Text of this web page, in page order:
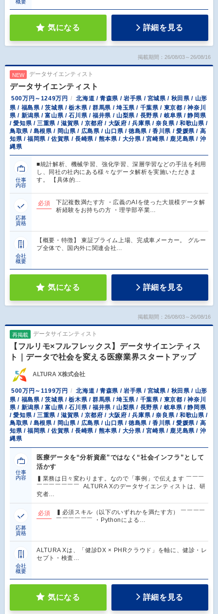
概要
気になる 詳細を見る
掲載期間：26/08/03～26/08/16
NEW データサイエンティスト
データサイエンティスト
500万円～1249万円
北海道 / 青森県 / 岩手県 / 宮城県 / 秋田県 / 山形
県 / 福島県 / 茨城県 / 栃木県 / 群馬県 / 埼玉県 / 千葉県 / 東京都 / 神奈川
県 / 新潟県 / 富山県 / 石川県 / 福井県 / 山梨県 / 長野県 / 岐阜県 / 静岡県
/ 愛知県 / 三重県 / 滋賀県 / 京都府 / 大阪府 / 兵庫県 / 奈良県 / 和歌山県 /
鳥取県 / 島根県 / 岡山県 / 広島県 / 山口県 / 徳島県 / 香川県 / 愛媛県 / 高
知県 / 福岡県 / 佐賀県 / 長崎県 / 熊本県 / 大分県 / 宮崎県 / 鹿児島県 / 沖
縄県
仕事
内容
■統計解析、機械学習、強化学習、深層学習などの手法を利用
し、同社の社内にある様々なデータ解析を実施いただきま
す。 【具体的…
応募
資格
必須
下記複数満たす方 ・広義のAIを使った大規模データ解
析経験をお持ちの方 ・理学部卒業…
会社
概要
【概要・特徴】 東証プライム上場、完成車メーカー。 グルー
プ全体で、国内外に関連会社…
気になる 詳細を見る
掲載期間：26/08/03～26/08/16
再掲載 データサイエンティスト
【フルリモ×フルフレックス】データサイエンティス
ト｜データで社会を変える医療業界スタートアップ
ALTURA X株式会社
500万円～1199万円
北海道 / 青森県 / 岩手県 / 宮城県 / 秋田県 / 山形
県 / 福島県 / 茨城県 / 栃木県 / 群馬県 / 埼玉県 / 千葉県 / 東京都 / 神奈川
県 / 新潟県 / 富山県 / 石川県 / 福井県 / 山梨県 / 長野県 / 岐阜県 / 静岡県
/ 愛知県 / 三重県 / 滋賀県 / 京都府 / 大阪府 / 兵庫県 / 奈良県 / 和歌山県 /
鳥取県 / 島根県 / 岡山県 / 広島県 / 山口県 / 徳島県 / 香川県 / 愛媛県 / 高
知県 / 福岡県 / 佐賀県 / 長崎県 / 熊本県 / 大分県 / 宮崎県 / 鹿児島県 / 沖
縄県
仕事
内容
医療データを“分析資産”ではなく“社会インフラ”として
活かす
▍業務は日々変わります。なので「事例」で伝えます ￣￣￣
￣￣￣￣￣￣￣ ALTURA Xのデータサイエンティストは、研
究者…
応募
資格
必須
▍必須スキル（以下のいずれかを満たす方） ￣￣￣￣
￣￣￣￣￣￣ ・Pythonによる…
会社
概要
ALTURA Xは、「健診DX × PHRクラウド」を軸に、健診・レ
セプト・検査…
気になる 詳細を見る